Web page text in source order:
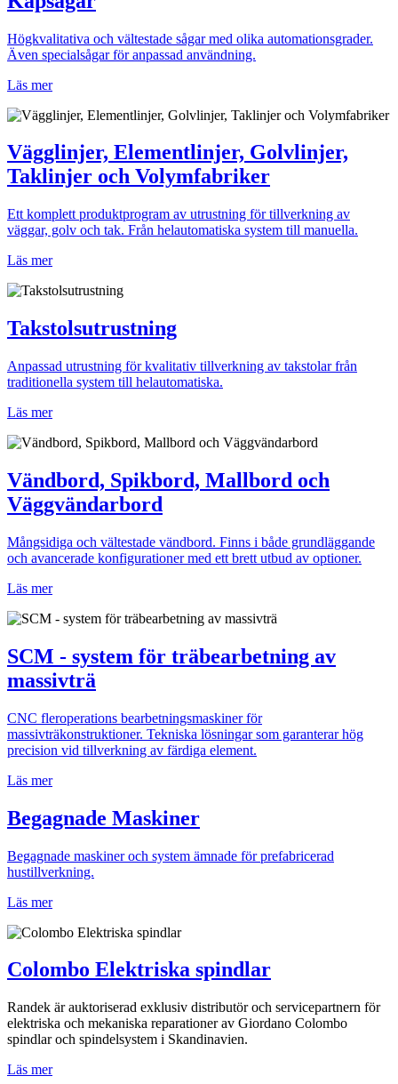
Högkvalitativa och vältestade sågar med olika automationsgrader.
Även specialsågar för anpassad användning.
Läs mer
Vägglinjer, Elementlinjer, Golvlinjer,
Taklinjer och Volymfabriker
Ett komplett produktprogram av utrustning för tillverkning av
väggar, golv och tak. Från helautomatiska system till manuella.
Läs mer
Takstolsutrustning
Anpassad utrustning för kvalitativ tillverkning av takstolar från
traditionella system till helautomatiska.
Läs mer
Vändbord, Spikbord, Mallbord och
Väggvändarbord
Mångsidiga och vältestade vändbord. Finns i både grundläggande
och avancerade konfigurationer med ett brett utbud av optioner.
Läs mer
SCM - system för träbearbetning av
massivträ
CNC fleroperations bearbetningsmaskiner för
massivträkonstruktioner. Tekniska lösningar som garanterar hög
precision vid tillverkning av färdiga element.
Läs mer
Begagnade Maskiner
Begagnade maskiner och system ämnade för prefabricerad
hustillverkning.
Läs mer
Colombo Elektriska spindlar
Randek är auktoriserad exklusiv distributör och servicepartnern för
elektriska och mekaniska reparationer av Giordano Colombo
spindlar och spindelsystem i Skandinavien.
Läs mer